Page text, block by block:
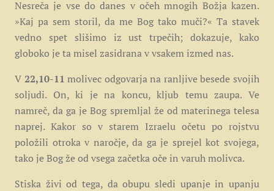
Nesreča je vse do danes v očeh mnogih Božja kazen.
»Kaj pa sem storil, da me Bog tako muči?« Ta stavek
vedno spet slišimo iz ust trpečih; dokazuje, kako
globoko je ta misel zasidrana v vsakem izmed nas.
V 22,10-11 molivec odgovarja na ranljive besede svojih
soljudi. On, ki je na koncu, kljub temu zaupa. Ve
namreč, da ga je Bog spremljal že od materinega telesa
naprej. Kakor so v starem Izraelu očetu po rojstvu
položili otroka v naročje, da ga je sprejel kot svojega,
tako je Bog že od vsega začetka oče in varuh molivca.
Stiska živi od tega, da obupu sledi upanje in upanju